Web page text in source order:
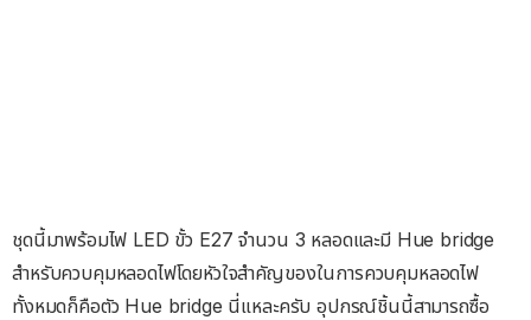
ชุดนี้มาพร้อมไฟ LED ขั้ว E27 จำนวน 3 หลอดและมี Hue bridge
สำหรับควบคุมหลอดไฟโดยหัวใจสำคัญของในการควบคุมหลอดไฟ
ทั้งหมดก็คือตัว Hue bridge นี่แหละครับ อุปกรณ์ชิ้นนี้สามารถซื้อ